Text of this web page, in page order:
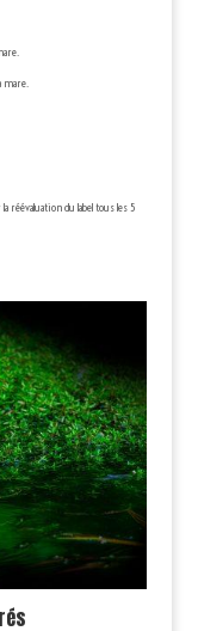
réévaluation du label tous les 5